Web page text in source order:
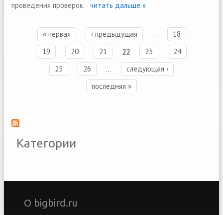
проведения проверок. читать дальше »
Страницы
« первая ‹ предыдущая …
18
19
20 21 22 23
24
25
26 …
следующая ›
последняя »
Категории
О bigbird.ru